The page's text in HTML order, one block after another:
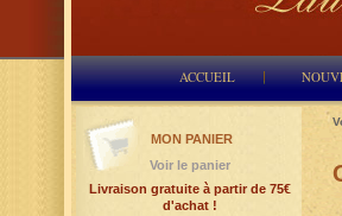
ACCUEIL
MON PANIER
Voir le panier
Livraison gratuite à partir de 75€
d'achat !